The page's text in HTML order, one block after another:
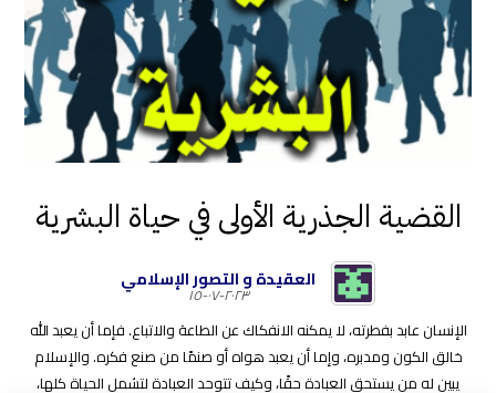
القضية الجذرية الأولى في حياة البشرية
العقيدة و التصور الإسلامي
٢٠٢٣-٠٧-١٥
الإنسان عابد بفطرته، لا يمكنه الانفكاك عن الطاعة والاتباع. فإما أن يعبد الله
خالق الكون ومدبره، وإما أن يعبد هواه أو صنمًا من صنع فكره. والإسلام
يبين له من يستحق العبادة حقًا، وكيف تتوحد العبادة لتشمل الحياة كلها،